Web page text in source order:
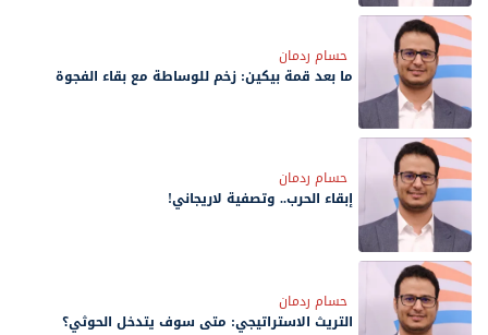
حسام ردمان
ما بعد قمة بيكين: زخم للوساطة مع بقاء الفجوة
حسام ردمان
إبقاء الحرب.. وتصفية لاريجاني!
حسام ردمان
التريث الاستراتيجي: متى سوف يتدخل الحوثي؟